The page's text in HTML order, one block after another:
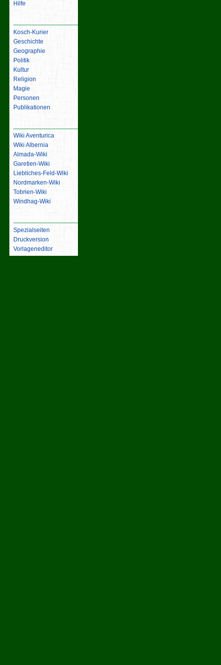
Hilfe
Kosch-Kurier
Geschichte
Geographie
Politik
Kultur
Religion
Magie
Personen
Publikationen
Wiki Aventurica
Wiki Albernia
Almada-Wiki
Garetien-Wiki
Liebliches-Feld-Wiki
Nordmarken-Wiki
Tobrien-Wiki
Windhag-Wiki
Spezialseiten
Druckversion
Vorlageneditor